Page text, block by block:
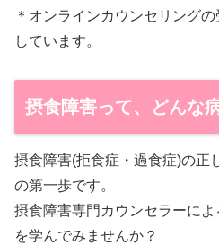
＊オンラインカウンセリング
しています。
摂食障害って、どんな
摂食障害(拒食症・過食症)の正
の第一歩です。
摂食障害専門カウンセラーに
を学んでみませんか？